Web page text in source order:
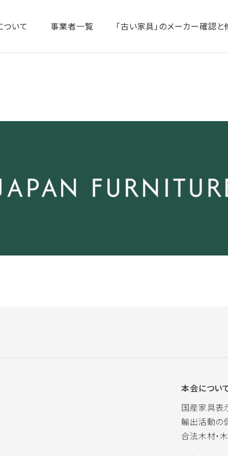
いて 事業者一覧 「古い家具」のメーカー確認
本会につい
国産家具表
輸出活動の
合法木材・